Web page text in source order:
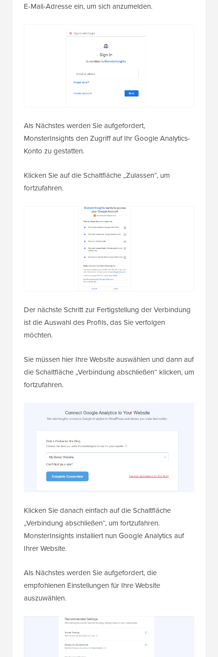
E-Mail-Adresse ein, um sich anzumelden.
Als Nächstes werden Sie aufgefordert,
MonsterInsights den Zugriff auf Ihr Google Analytics-
Konto zu gestatten.
Klicken Sie auf die Schaltfläche „Zulassen“, um
fortzufahren.
Der nächste Schritt zur Fertigstellung der Verbindung
ist die Auswahl des Profils, das Sie verfolgen
möchten.
Sie müssen hier Ihre Website auswählen und dann auf
die Schaltfläche „Verbindung abschließen“ klicken, um
fortzufahren.
Klicken Sie danach einfach auf die Schaltfläche
„Verbindung abschließen“, um fortzufahren.
MonsterInsights installiert nun Google Analytics auf
Ihrer Website.
Als Nächstes werden Sie aufgefordert, die
empfohlenen Einstellungen für Ihre Website
auszuwählen.